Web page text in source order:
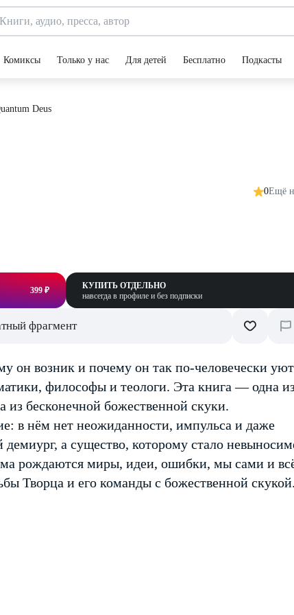
Комиксы Только у нас Для детей Бесплатно Подкасты
Deus
0Ещё
399 ₽
КУПИТЬ ОТДЕЛЬНО
навсегда в профиле и без подписки
фрагмент
он возник и почему он так по-человечески
философы и теологи. Эта книга — одна
бесконечной божественной скуки.
в нём нет неожиданности, импульса и даже
а существо, которому стало
рождаются миры, идеи, ошибки, мы сами и
Творца и его команды с божественной